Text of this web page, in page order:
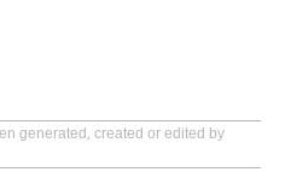
generated, created or edited by